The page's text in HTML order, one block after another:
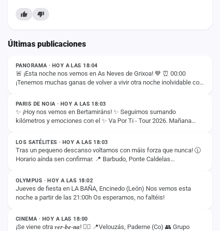
Últimas publicaciones
ESTADO
PANORAMA · HOY A LAS 18:04
🚨 ¡Esta noche nos vemos en As Neves de Grixoa! 💙 ⏰ 00:00
¡Tenemos muchas ganas de volver a vivir otra noche inolvidable con
ESTADO
PARIS DE NOIA · HOY A LAS 18:03
✨ ¡Hoy nos vemos en Bertamiráns! ✨ Seguimos sumando
kilómetros y emociones con el ✨ Va Por Ti - Tour 2026. Mañana
ESTADO
LOS SATÉLITES · HOY A LAS 18:03
Tras un pequeno descanso voltamos con máis forza que nunca! 🕦
Horario aínda sen confirmar. 📍 Barbudo, Ponte Caldelas
ESTADO
OLYMPUS · HOY A LAS 18:02
Jueves de fiesta en LA BAÑA, Encinedo (León) Nos vemos esta
noche a partir de las 21:00h Os esperamos, no faltéis!
ESTADO
CINEMA · HOY A LAS 18:00
¡Se viene otra 𝒗𝒆𝒓-𝒃𝒆-𝒏𝒂! ❤️‍🔥 📍Velouzás, Paderne (Co) 👥 Grupo